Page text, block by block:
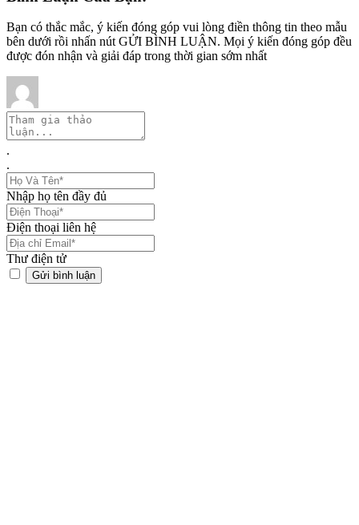
Bạn có thắc mắc, ý kiến đóng góp vui lòng điền thông tin theo mẫu
bên dưới rồi nhấn nút GỬI BÌNH LUẬN. Mọi ý kiến đóng góp đều
được đón nhận và giải đáp trong thời gian sớm nhất
.
.
Nhập họ tên đầy đủ
Điện thoại liên hệ
Thư điện tử